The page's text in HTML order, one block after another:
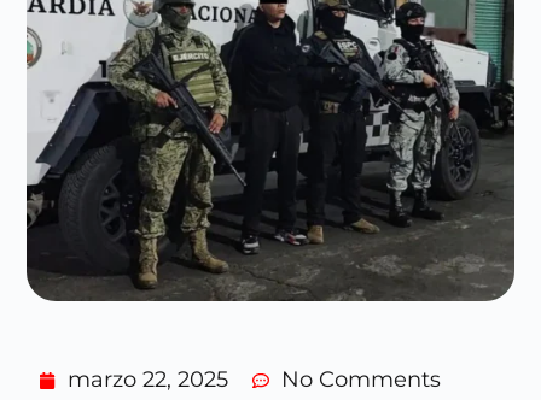
marzo 22, 2025
No Comments